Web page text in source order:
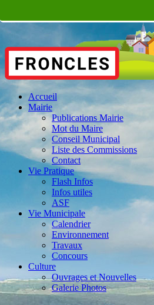
Accueil
Mairie
Publications Mairie
Mot du Maire
Conseil Municipal
Liste des Commissions
Contact
Vie Pratique
Flash Infos
Infos utiles
ASF
Vie Municipale
Calendrier
Environnement
Travaux
Concours
Culture
Ouvrages et Nouvelles
Galerie Photos